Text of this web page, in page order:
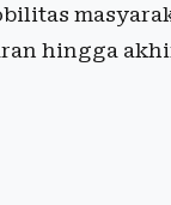
hingga